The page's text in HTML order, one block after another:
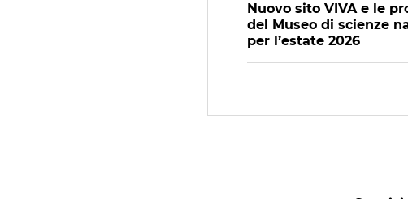
Nuovo sito VIVA e le
del Museo di scienze
per l’estate 2026